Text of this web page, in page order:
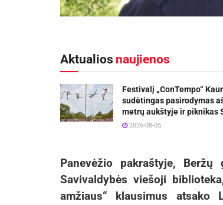
Aktualios naujienos
Festivalį „ConTempo“
sudėtingas pasirodymas
metrų aukštyje ir piknikas
2026-08-05
Panevėžio pakraštyje,
Savivaldybės viešoji
amžiaus“ klausimus atsako